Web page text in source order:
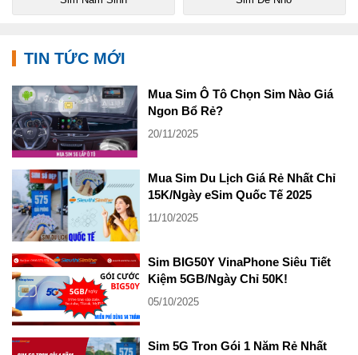
TIN TỨC MỚI
Mua Sim Ô Tô Chọn Sim Nào Giá
Ngon Bổ Rẻ?
20/11/2025
Mua Sim Du Lịch Giá Rẻ Nhất Chỉ
15K/Ngày eSim Quốc Tế 2025
11/10/2025
Sim BIG50Y VinaPhone Siêu Tiết
Kiệm 5GB/Ngày Chỉ 50K!
05/10/2025
Sim 5G Tron Gói 1 Năm Rẻ Nhất